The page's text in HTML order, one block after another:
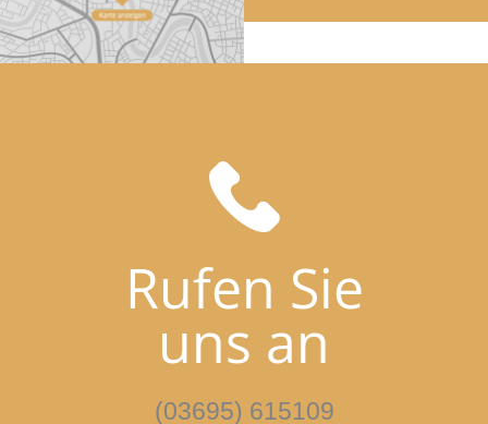
Rufen Sie
uns an
(03695) 615109